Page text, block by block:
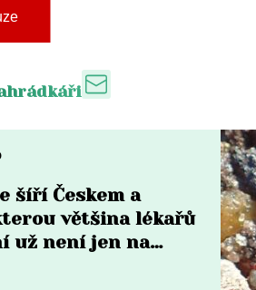
šíří Českem a
většina lékařů
už není jen na